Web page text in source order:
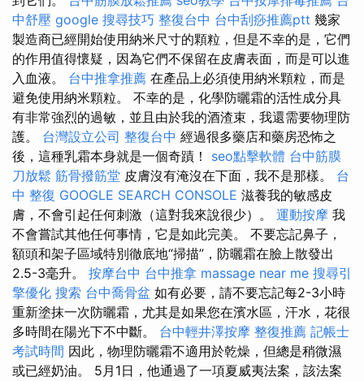
中舒壓 google 搜尋技巧 整復台中 台中刮痧推薦ptt 幾家
製造商已經開始使用納米尺寸的顆粒，但是不幸的是，它們
的作用值得懷疑，因為它們不保留在皮膚表面，而是可以進
入血液。 台中推拿推薦 在產品上必須使用納米顆粒，而是
避免使用納米顆粒。 不幸的是，化學防曬霜的活性成分具
有非常強烈的過敏，並且由於我的酒渣束，我還需要物理防
護。 台灣設立公司 整復台中 經過很多藥店和藥房恐怖之
後，這種乳霜本身就是一個奇蹟！ seo點擊軟體 台中筋膜
刀放鬆 筋骨撥筋堂 皮膚沒有淹沒在下面，我不是那樣。 台
中 整復 GOOGLE SEARCH CONSOLE 滋養我的敏感皮
膚，不會引起任何刺激（這對我來說很少）。 運動按摩 我
不會嘗試其他任何事情，它是如此完美。 不要忘記鼻子，
額頭和架子區域特別徹底地“掃描”，防曬霜在臉上散發出
2.5-3毫升。 按摩台中 台中推拿 massage near me 搜尋引
擎優化 搜索 台中喬骨盆 如有必要，請不要忘記每2-3小時
重新塗抹一次防曬霜，尤其是如果您在濱水區，汗水，花很
多時間在陽光下不中斷。 台中輕井澤按摩 整復推薦 記帳士
考試時間 因此，物理防曬霜不適用於乾燥，但總是稍微濕
或已經奶油。 5月1日，他通過了一項夏威夷法案，該法案